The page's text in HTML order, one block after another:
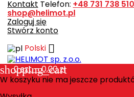
Kontakt Telefon: +48 731 738 510
shop@helimot.pl
Zaloguj się
Stwórz konto
Polski 
shopping_cart
0szt. - 0,00 zł
W koszyku nie ma jeszcze